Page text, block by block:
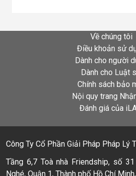
Về chúng tôi
Điều khoản sử
Dành cho người
Dành cho Luật
Chính sách bảo
Nội quy trang
Đánh giá của
Công Ty Cổ Phần Giải Pháp Pháp Lý
Tầng 6,7 Toà nhà Friendship, số
Nghé, Quận 1, Thành phố Hồ Chí